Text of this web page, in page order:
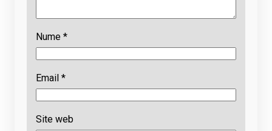
Nume *
Email *
Site web